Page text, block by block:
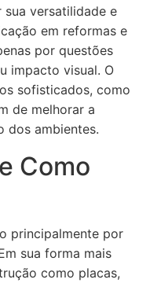
versatilidade e
em reformas e
por questões
impacto visual. O
sofisticados, como
de melhorar a
dos ambientes.
Como
principalmente por
sua forma mais
como placas,